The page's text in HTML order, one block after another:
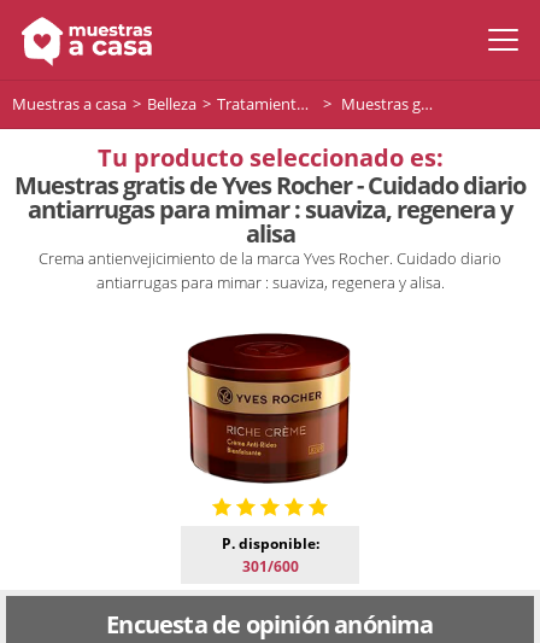
Muestras a casa Belleza Tratamiento facial Muestras gratis de Yves Rocher - Cuidado diario antiarrugas para mimar : suaviza, regenera y alisa
Tu producto seleccionado es:
Muestras gratis de Yves Rocher - Cuidado diario
antiarrugas para mimar : suaviza, regenera y
alisa
Crema antienvejicimiento de la marca Yves Rocher. Cuidado diario
antiarrugas para mimar : suaviza, regenera y alisa.
P. disponible:
301/600
Encuesta de opinión anónima